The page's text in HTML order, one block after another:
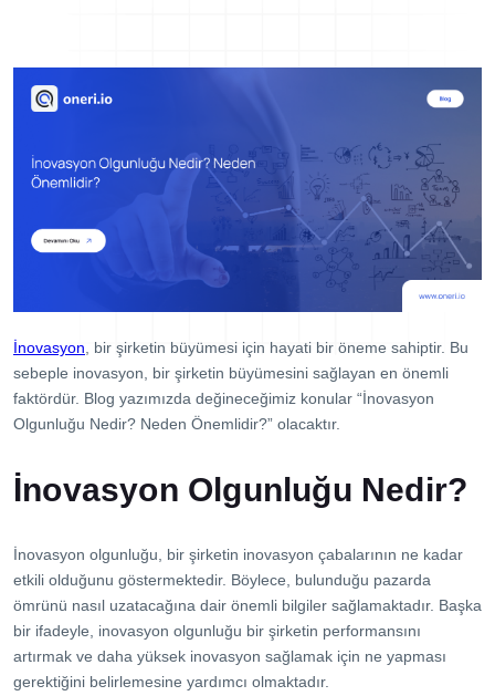
Müşteri Talep Yönetimi
Danışmanlık
Blog
Başarı Hikayeleri
Kurumsal
İletişim
İnovasyon, bir şirketin büyümesi için hayati bir öneme sahiptir. Bu
sebeple inovasyon, bir şirketin büyümesini sağlayan en önemli
faktördür. Blog yazımızda değineceğimiz konular “İnovasyon
Olgunluğu Nedir? Neden Önemlidir?” olacaktır.
İnovasyon Olgunluğu Nedir?
İnovasyon olgunluğu, bir şirketin inovasyon çabalarının ne kadar
etkili olduğunu göstermektedir. Böylece, bulunduğu pazarda
ömrünü nasıl uzatacağına dair önemli bilgiler sağlamaktadır. Başka
bir ifadeyle, inovasyon olgunluğu bir şirketin performansını
artırmak ve daha yüksek inovasyon sağlamak için ne yapması
gerektiğini belirlemesine yardımcı olmaktadır.